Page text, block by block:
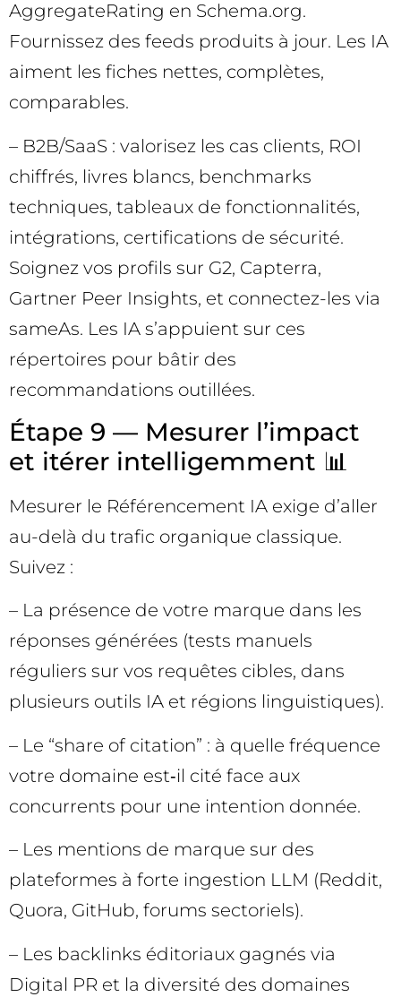
AggregateRating en Schema.org.
Fournissez des feeds produits à jour. Les IA
aiment les fiches nettes, complètes,
comparables.
– B2B/SaaS : valorisez les cas clients, ROI
chiffrés, livres blancs, benchmarks
techniques, tableaux de fonctionnalités,
intégrations, certifications de sécurité.
Soignez vos profils sur G2, Capterra,
Gartner Peer Insights, et connectez-les via
sameAs. Les IA s’appuient sur ces
répertoires pour bâtir des
recommandations outillées.
Étape 9 — Mesurer l’impact
et itérer intelligemment 📊
Mesurer le Référencement IA exige d’aller
au-delà du trafic organique classique.
Suivez :
– La présence de votre marque dans les
réponses générées (tests manuels
réguliers sur vos requêtes cibles, dans
plusieurs outils IA et régions linguistiques).
– Le “share of citation” : à quelle fréquence
votre domaine est‑il cité face aux
concurrents pour une intention donnée.
– Les mentions de marque sur des
plateformes à forte ingestion LLM (Reddit,
Quora, GitHub, forums sectoriels).
– Les backlinks éditoriaux gagnés via
Digital PR et la diversité des domaines